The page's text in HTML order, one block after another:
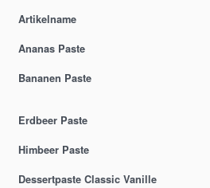
Artikelname
Ananas Paste
Bananen Paste
Erdbeer Paste
Himbeer Paste
Dessertpaste Classic Vanille